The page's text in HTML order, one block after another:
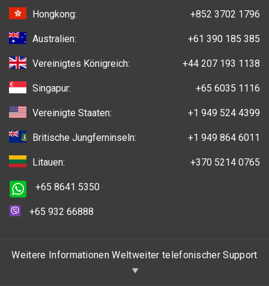
Hongkong:
+852 3702 1796
Australien: +61 390 185 385
Vereinigtes Königreich: +44 207 193 1138
Singapur: +65 6035 1116
Vereinigte Staaten: +1 949 524 4399
Britische Jungferninseln: +1 949 864 6011
Litauen: +370 5214 0765
+65 8641 5350
+65 932 66888
Weitere Informationen Weltweiter telefonischer Support